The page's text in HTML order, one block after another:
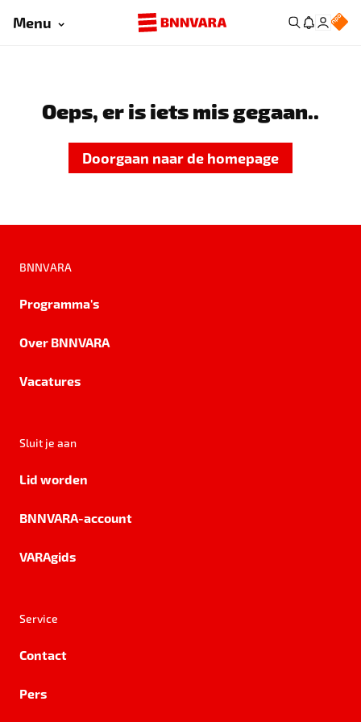
Menu
Oeps, er is iets mis gegaan..
Doorgaan naar de homepage
BNNVARA
Programma's
Over BNNVARA
Vacatures
Sluit je aan
Lid worden
BNNVARA-account
VARAgids
Service
Contact
Pers